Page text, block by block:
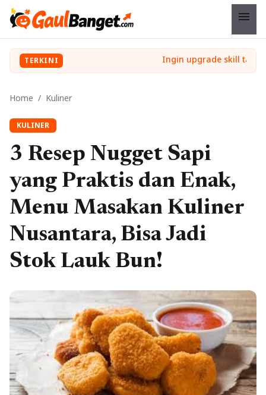
menu
TERKINI
Home / Kuliner
KULINER
3 Resep Nugget Sapi
yang Praktis dan Enak,
Menu Masakan Kuliner
Nusantara, Bisa Jadi
Stok Lauk Bun!